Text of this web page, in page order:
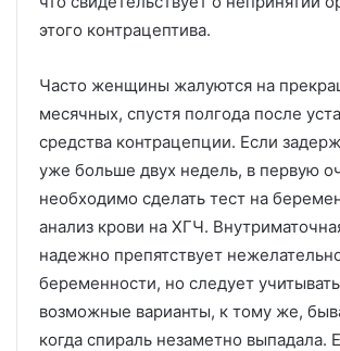
этого контрацептива.
Часто женщины жалуются на
месячных, спустя полгода после
средства контрацепции. Если
уже больше двух недель, в первую
необходимо сделать тест на
анализ крови на ХГЧ.
надежно препятствует
беременности, но следует
возможные варианты, к тому же,
когда спираль незаметно выпадала.